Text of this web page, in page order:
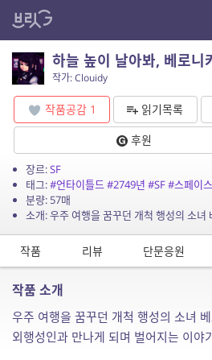
하늘 높이 날아봐, 베로니
작가: Clouidy
작품공감 1 읽기목록
후원
장르:SF
태그:#언타이틀드#2749년 #SF#스페이
분량: 57매
작품 리뷰 단문응원
작품 소개
우주 여행을 꿈꾸던 개척 행성의 소녀
외행성인과 만나게 되며 벌어지는 이야